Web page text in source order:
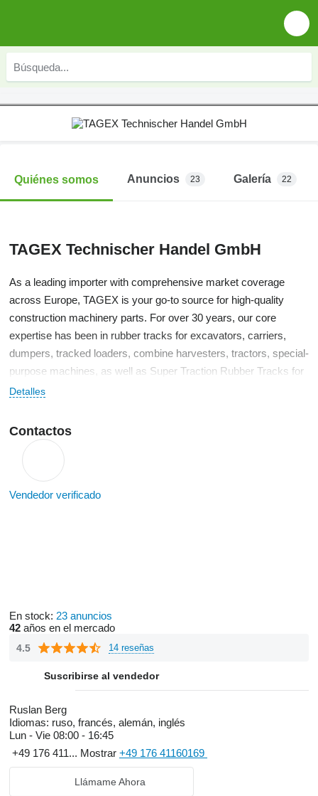
Quiénes somos Anuncios 23 Galería 22
TAGEX Technischer Handel GmbH
As a leading importer with comprehensive market coverage
across Europe, TAGEX is your go-to source for high-quality
construction machinery parts. For over 30 years, our core
expertise has been in rubber tracks for excavators, carriers,
dumpers, tracked loaders, combine harvesters, tractors, special-
purpose machines, as well as Super Traction Rubber Tracks for
remote-controlled carriers, robotic mowers, vineyard crawlers
Detalles
Contactos
Vendedor verificado
En stock: 23 anuncios
42 años en el mercado
4.5 14 reseñas
Suscribirse al vendedor
Ruslan Berg
Idiomas: ruso, francés, alemán, inglés
Lun - Vie 08:00 - 16:45
+49 176 411... Mostrar +49 176 41160169
Llámame Ahora